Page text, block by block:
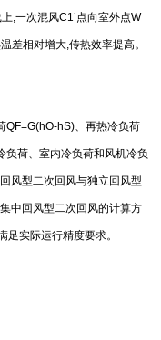
,一次混风C1’点向室外点W
差相对增大,传热效率提高。
QF=G(hO-hS)、再热冷负荷
负荷、室内冷负荷和风机冷负
风型二次回风与独立回风型
中回风型二次回风的计算方
实际运行精度要求。